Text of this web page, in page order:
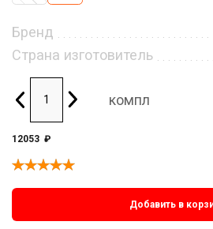
Бренд
Страна изготовитель
компл
12053 ₽
Добавить в